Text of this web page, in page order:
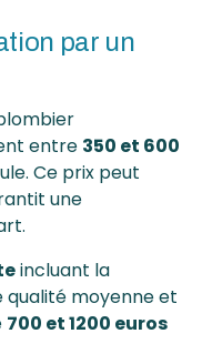
par un
entre 350 et 600
Ce prix peut
une
incluant la
qualité moyenne et
700 et 1200 euros